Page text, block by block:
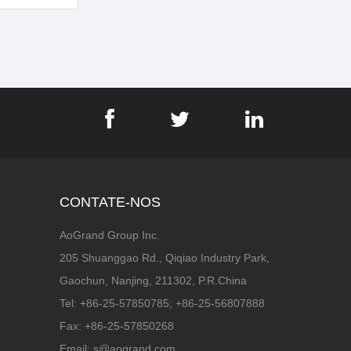
CONTATE-NOS
AoGrand Group Inc.
205 Shuanggao Rd., Qiqiao Industry Park,
Gaochun, Nanjing, 211302, P.R.China
Tel: +86-25-57850785; +86-25-56807888
Fax: +86-25-57850268